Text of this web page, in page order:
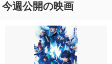
今週公開の映画